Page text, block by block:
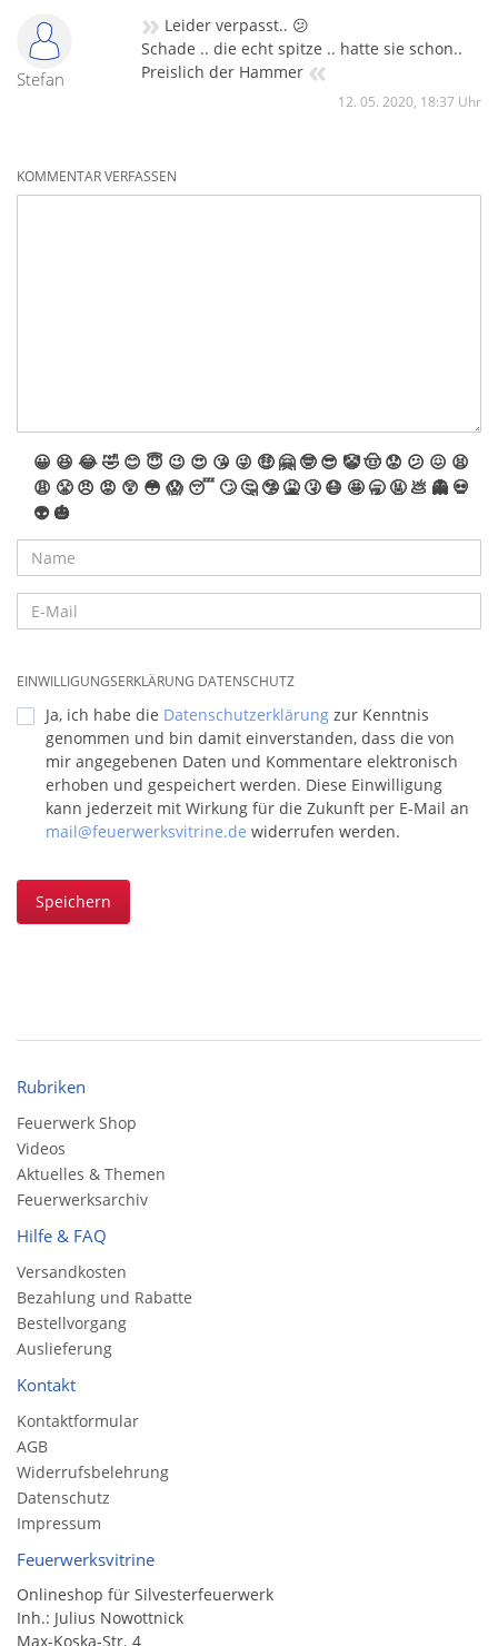
Stefan
» Leider verpasst.. 😕
Schade .. die echt spitze .. hatte sie schon..
Preislich der Hammer «
12. 05. 2020, 18:37 Uhr
KOMMENTAR VERFASSEN
😀 😆 😂🤣 😊 😇 😉 😍 😘 😜 🤑 🤗 🤓 😎 🤡🤠 😟 😕 😖 😫
😩 😤 😠 😡 😲 😳 😱 😴 🙄 🤔 🤥 🤮 🤧 😷 🤩 🥱 🤬 💩 👻 💀
👽 🎃
EINWILLIGUNGSERKLÄRUNG DATENSCHUTZ
Ja, ich habe die Datenschutzerklärung zur Kenntnis
genommen und bin damit einverstanden, dass die von
mir angegebenen Daten und Kommentare elektronisch
erhoben und gespeichert werden. Diese Einwilligung
kann jederzeit mit Wirkung für die Zukunft per E-Mail an
mail@feuerwerksvitrine.de widerrufen werden.
Speichern
Rubriken
Feuerwerk Shop
Videos
Aktuelles & Themen
Feuerwerksarchiv
Hilfe & FAQ
Versandkosten
Bezahlung und Rabatte
Bestellvorgang
Auslieferung
Kontakt
Kontaktformular
AGB
Widerrufsbelehrung
Datenschutz
Impressum
Feuerwerksvitrine
Onlineshop für Silvesterfeuerwerk
Inh.: Julius Nowottnick
Max-Koska-Str. 4